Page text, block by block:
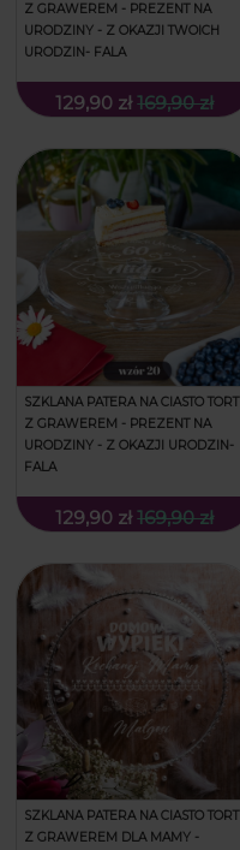
Z GRAWEREM - PREZENT NA
URODZINY - Z OKAZJI TWOICH
URODZIN- FALA
129,90 zł 169,90 zł
SZKLANA PATERA NA CIASTO TORT
Z GRAWEREM - PREZENT NA
URODZINY - Z OKAZJI URODZIN-
FALA
129,90 zł 169,90 zł
SZKLANA PATERA NA CIASTO TORT
Z GRAWEREM DLA MAMY -